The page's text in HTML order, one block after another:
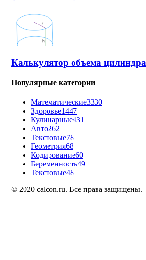
Калькулятор объема цилиндра
Популярные категории
Математические3330
Здоровье1447
Кулинарные431
Авто262
Текстовые78
Геометрия68
Кодирование60
Беременность49
Текстовые48
© 2020 calcon.ru. Все права защищены.